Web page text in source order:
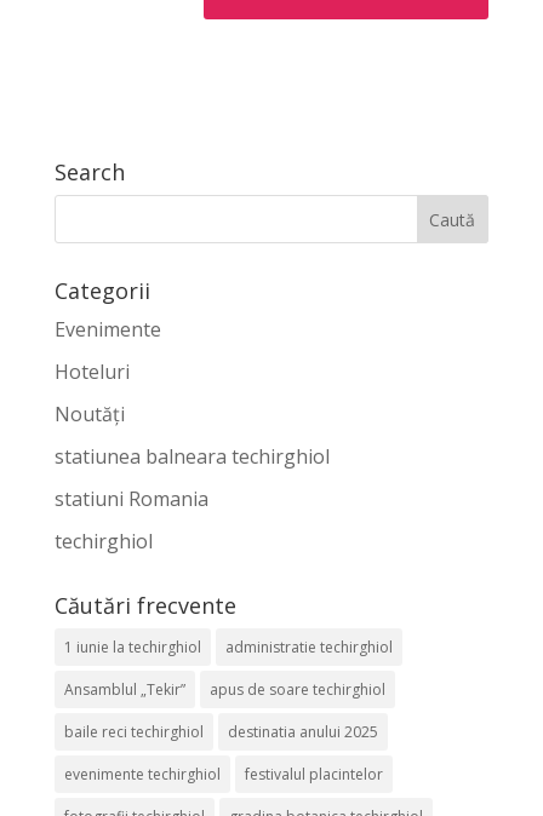
Search
Categorii
Evenimente
Hoteluri
Noutăți
statiunea balneara techirghiol
statiuni Romania
techirghiol
Căutări frecvente
1 iunie la techirghiol administratie techirghiol
Ansamblul „Tekir” apus de soare techirghiol
baile reci techirghiol destinatia anului 2025
evenimente techirghiol festivalul placintelor